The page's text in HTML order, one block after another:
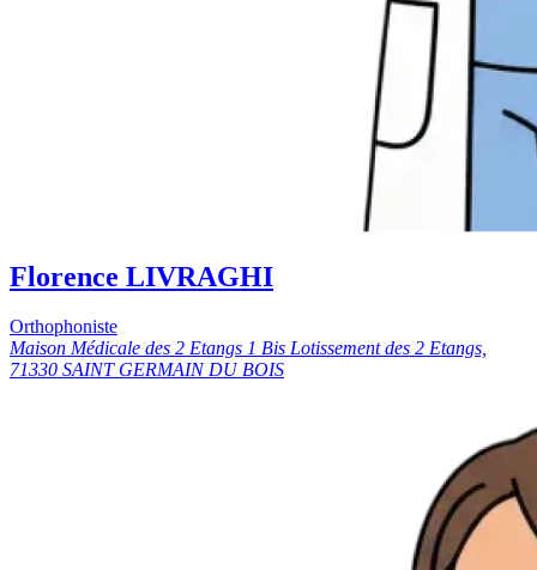
Florence LIVRAGHI
Orthophoniste
Maison Médicale des 2 Etangs 1 Bis Lotissement des 2 Etangs,
71330 SAINT GERMAIN DU BOIS